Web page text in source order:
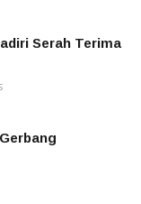
Serah Terima